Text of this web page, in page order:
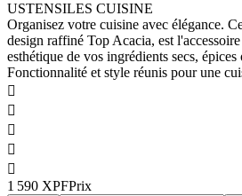
USTENSILES CUISINE
Organisez votre cuisine avec élégance.
design raffiné Top Acacia, est
esthétique de vos ingrédients secs, épices
Fonctionnalité et style réunis pour une





1 590 XPFPrix